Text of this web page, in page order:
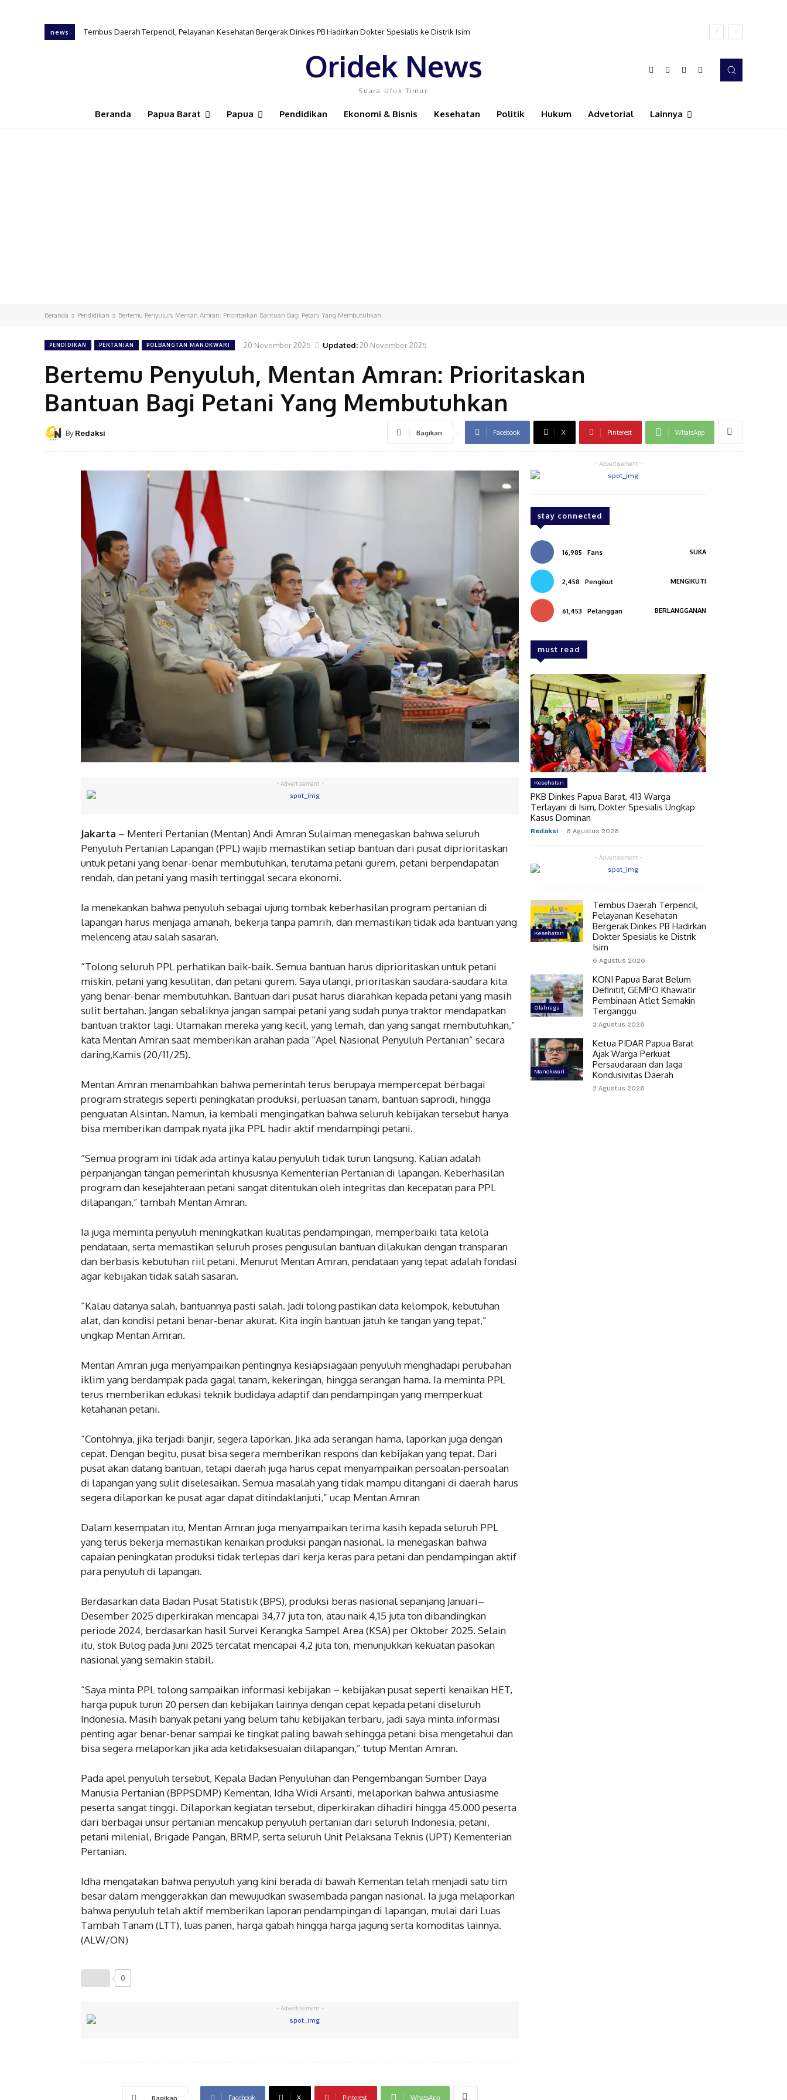
news Tembus Daerah Terpencil, Pelayanan Kesehatan Bergerak Dinkes PB Hadirkan Dokter Spesialis ke Distrik Isim
Oridek News
Suara Ufuk Timur
Beranda Papua Barat Papua Pendidikan Ekonomi & Bisnis Kesehatan Politik Hukum Advetorial Lainnya
Beranda Pendidikan Bertemu Penyuluh, Mentan Amran: Prioritaskan Bantuan Bagi Petani Yang Membutuhkan
PENDIDIKAN PERTANIAN POLBANGTAN MANOKWARI 20 November 2025 Updated:20 November 2025
Bertemu Penyuluh, Mentan Amran: Prioritaskan
Bantuan Bagi Petani Yang Membutuhkan
By Redaksi Bagikan Facebook X Pinterest WhatsApp
- Advertisement -
Jakarta – Menteri Pertanian (Mentan) Andi Amran Sulaiman menegaskan bahwa seluruh
Penyuluh Pertanian Lapangan (PPL) wajib memastikan setiap bantuan dari pusat diprioritaskan
untuk petani yang benar-benar membutuhkan, terutama petani gurem, petani berpendapatan
rendah, dan petani yang masih tertinggal secara ekonomi.
Ia menekankan bahwa penyuluh sebagai ujung tombak keberhasilan program pertanian di
lapangan harus menjaga amanah, bekerja tanpa pamrih, dan memastikan tidak ada bantuan yang
melenceng atau salah sasaran.
“Tolong seluruh PPL perhatikan baik-baik. Semua bantuan harus diprioritaskan untuk petani
miskin, petani yang kesulitan, dan petani gurem. Saya ulangi, prioritaskan saudara-saudara kita
yang benar-benar membutuhkan. Bantuan dari pusat harus diarahkan kepada petani yang masih
sulit bertahan. Jangan sebaliknya jangan sampai petani yang sudah punya traktor mendapatkan
bantuan traktor lagi. Utamakan mereka yang kecil, yang lemah, dan yang sangat membutuhkan,”
kata Mentan Amran saat memberikan arahan pada “Apel Nasional Penyuluh Pertanian” secara
daring,Kamis (20/11/25).
Mentan Amran menambahkan bahwa pemerintah terus berupaya mempercepat berbagai
program strategis seperti peningkatan produksi, perluasan tanam, bantuan saprodi, hingga
penguatan Alsintan. Namun, ia kembali mengingatkan bahwa seluruh kebijakan tersebut hanya
bisa memberikan dampak nyata jika PPL hadir aktif mendampingi petani.
“Semua program ini tidak ada artinya kalau penyuluh tidak turun langsung. Kalian adalah
perpanjangan tangan pemerintah khususnya Kementerian Pertanian di lapangan. Keberhasilan
program dan kesejahteraan petani sangat ditentukan oleh integritas dan kecepatan para PPL
dilapangan,” tambah Mentan Amran.
Ia juga meminta penyuluh meningkatkan kualitas pendampingan, memperbaiki tata kelola
pendataan, serta memastikan seluruh proses pengusulan bantuan dilakukan dengan transparan
dan berbasis kebutuhan riil petani. Menurut Mentan Amran, pendataan yang tepat adalah fondasi
agar kebijakan tidak salah sasaran.
“Kalau datanya salah, bantuannya pasti salah. Jadi tolong pastikan data kelompok, kebutuhan
alat, dan kondisi petani benar-benar akurat. Kita ingin bantuan jatuh ke tangan yang tepat,”
ungkap Mentan Amran.
Mentan Amran juga menyampaikan pentingnya kesiapsiagaan penyuluh menghadapi perubahan
iklim yang berdampak pada gagal tanam, kekeringan, hingga serangan hama. Ia meminta PPL
terus memberikan edukasi teknik budidaya adaptif dan pendampingan yang memperkuat
ketahanan petani.
“Contohnya, jika terjadi banjir, segera laporkan. Jika ada serangan hama, laporkan juga dengan
cepat. Dengan begitu, pusat bisa segera memberikan respons dan kebijakan yang tepat. Dari
pusat akan datang bantuan, tetapi daerah juga harus cepat menyampaikan persoalan-persoalan
di lapangan yang sulit diselesaikan. Semua masalah yang tidak mampu ditangani di daerah harus
segera dilaporkan ke pusat agar dapat ditindaklanjuti,” ucap Mentan Amran
Dalam kesempatan itu, Mentan Amran juga menyampaikan terima kasih kepada seluruh PPL
yang terus bekerja memastikan kenaikan produksi pangan nasional. Ia menegaskan bahwa
capaian peningkatan produksi tidak terlepas dari kerja keras para petani dan pendampingan aktif
para penyuluh di lapangan.
Berdasarkan data Badan Pusat Statistik (BPS), produksi beras nasional sepanjang Januari–
Desember 2025 diperkirakan mencapai 34,77 juta ton, atau naik 4,15 juta ton dibandingkan
periode 2024, berdasarkan hasil Survei Kerangka Sampel Area (KSA) per Oktober 2025. Selain
itu, stok Bulog pada Juni 2025 tercatat mencapai 4,2 juta ton, menunjukkan kekuatan pasokan
nasional yang semakin stabil.
“Saya minta PPL tolong sampaikan informasi kebijakan – kebijakan pusat seperti kenaikan HET,
harga pupuk turun 20 persen dan kebijakan lainnya dengan cepat kepada petani diseluruh
Indonesia. Masih banyak petani yang belum tahu kebijakan terbaru, jadi saya minta informasi
penting agar benar-benar sampai ke tingkat paling bawah sehingga petani bisa mengetahui dan
bisa segera melaporkan jika ada ketidaksesuaian dilapangan,” tutup Mentan Amran.
Pada apel penyuluh tersebut, Kepala Badan Penyuluhan dan Pengembangan Sumber Daya
Manusia Pertanian (BPPSDMP) Kementan, Idha Widi Arsanti, melaporkan bahwa antusiasme
peserta sangat tinggi. Dilaporkan kegiatan tersebut, diperkirakan dihadiri hingga 45.000 peserta
dari berbagai unsur pertanian mencakup penyuluh pertanian dari seluruh Indonesia, petani,
petani milenial, Brigade Pangan, BRMP, serta seluruh Unit Pelaksana Teknis (UPT) Kementerian
Pertanian.
Idha mengatakan bahwa penyuluh yang kini berada di bawah Kementan telah menjadi satu tim
besar dalam menggerakkan dan mewujudkan swasembada pangan nasional. Ia juga melaporkan
bahwa penyuluh telah aktif memberikan laporan pendampingan di lapangan, mulai dari Luas
Tambah Tanam (LTT), luas panen, harga gabah hingga harga jagung serta komoditas lainnya.
(ALW/ON)
0
- Advertisement -
Bagikan Facebook X Pinterest WhatsApp
- Advertisement -
stay connected
16,985 Fans SUKA
2,458 Pengikut MENGIKUTI
61,453 Pelanggan BERLANGGANAN
must read
Kesehatan
PKB Dinkes Papua Barat, 413 Warga
Terlayani di Isim, Dokter Spesialis Ungkap
Kasus Dominan
Redaksi - 6 Agustus 2026
- Advertisement -
Kesehatan
Tembus Daerah Terpencil,
Pelayanan Kesehatan
Bergerak Dinkes PB Hadirkan
Dokter Spesialis ke Distrik
Isim
6 Agustus 2026
Olahraga
KONI Papua Barat Belum
Definitif, GEMPO Khawatir
Pembinaan Atlet Semakin
Terganggu
2 Agustus 2026
Manokwari
Ketua PIDAR Papua Barat
Ajak Warga Perkuat
Persaudaraan dan Jaga
Kondusivitas Daerah
2 Agustus 2026